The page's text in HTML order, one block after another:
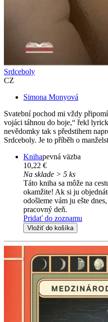
Srdceboly
CZ
Simona Monyová
Svatební pochod mi vždy
vojáci táhnou do boje,“ řekl
nevědomky tak s předstihem
Srdceboly. Je to příběh o
Knihapevná väzba
10,22 €
Na sklade > 5 ks
Táto kniha sa môže na
okamžite! Ak si ju
odošleme vám ju ešte
pracovný deň.
Pridať do zoznamu
Vložiť do košíka